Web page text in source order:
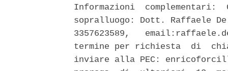
Informazioni
sopralluogo: Dott. Raffaele
3357623589,
termine per richiesta  di
inviare alla PEC: